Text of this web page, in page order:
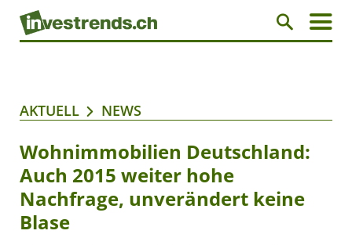
AKTUELL NEWS
Wohnimmobilien Deutschland:
Auch 2015 weiter hohe
Nachfrage, unverändert keine
Blase